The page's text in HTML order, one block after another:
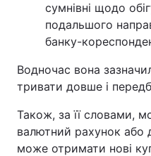
сумнівні щодо
подальшого
банку-
Водночас вона
тривати довше і
Також, за її словами,
валютний рахунок або
може отримати нові